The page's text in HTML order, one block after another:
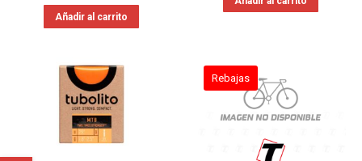
Añadir al carrito
Rebajas